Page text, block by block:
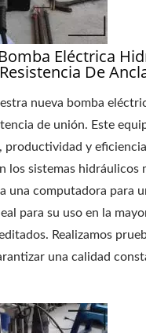
Eléctrica
De
nueva bomba
de unión. Este
productividad y
los sistemas hidráulicos
una computadora para
para su uso en la
Realizamos
una calidad